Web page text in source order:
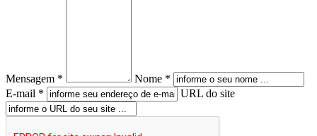
Mensagem *
Nome *
E-mail *
URL do site